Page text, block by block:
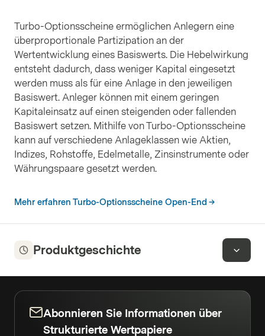
Turbo-Optionsscheine ermöglichen Anlegern eine
überproportionale Partizipation an der
Wertentwicklung eines Basiswerts. Die Hebelwirkung
entsteht dadurch, dass weniger Kapital eingesetzt
werden muss als für eine Anlage in den jeweiligen
Basiswert. Anleger können mit einem geringen
Kapitaleinsatz auf einen steigenden oder fallenden
Basiswert setzen. Mithilfe von Turbo-Optionsscheine
kann auf verschiedene Anlageklassen wie Aktien,
Indizes, Rohstoffe, Edelmetalle, Zinsinstrumente oder
Währungspaare gesetzt werden.
Mehr erfahren Turbo-Optionsscheine Open-End
Produktgeschichte
Abonnieren Sie Informationen über
Strukturierte Wertpapiere